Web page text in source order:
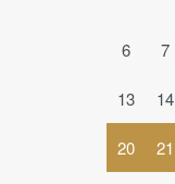
6 7
13 14
20 21